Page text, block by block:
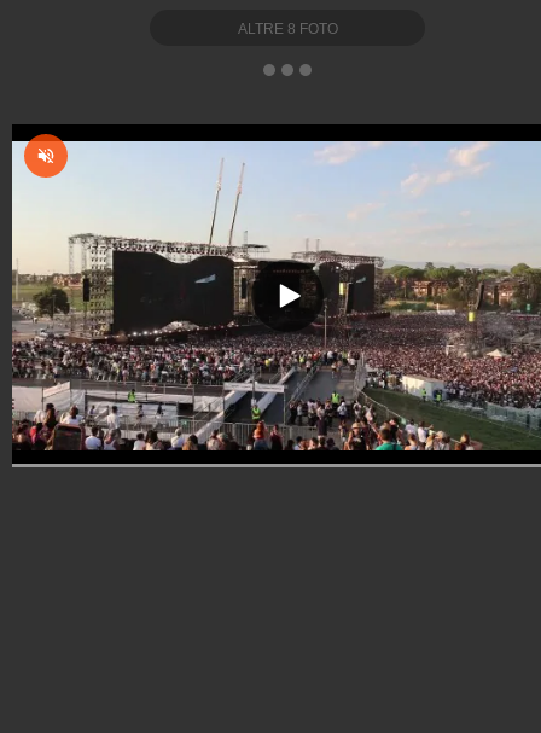
ALTRE 8 FOTO